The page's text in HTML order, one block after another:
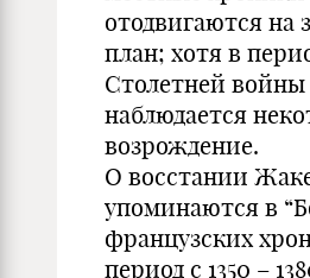
отодвигаются на
план; хотя в
Столетней войны
наблюдается
возрождение.
О восстании
упоминаются в
французских
период с 1350 –